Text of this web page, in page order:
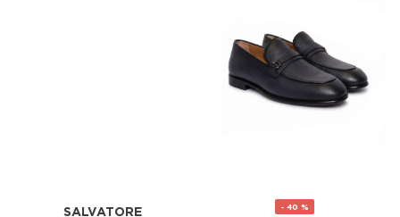
SALVATORE
- 40 %